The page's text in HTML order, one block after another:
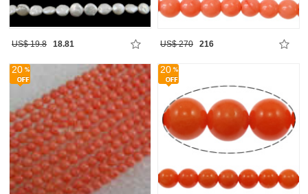
US$ 19.8 18.81 US$ 270 216
20 20